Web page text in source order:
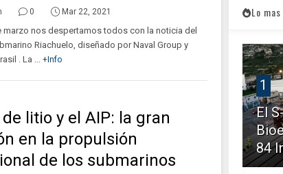
0 Mar 22, 2021
marzo nos despertamos todos con la noticia del
Riachuelo, diseñado por Naval Group y
. La ... +Info
litio y el AIP: la gran
en la propulsión
de los submarinos
Lo mas
1
El
84